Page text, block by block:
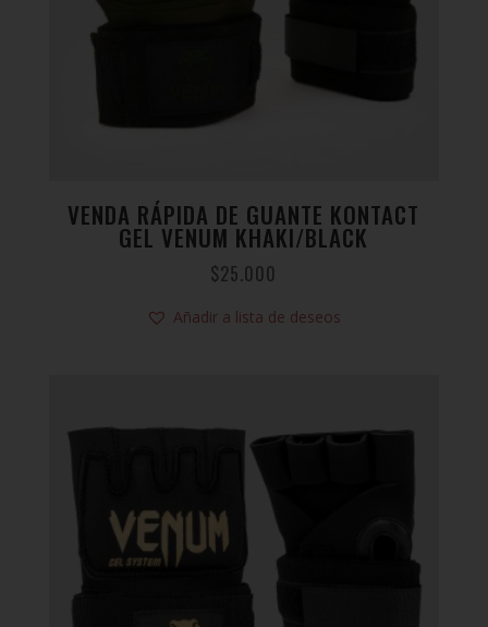
VENDA RÁPIDA DE GUANTE KONTACT
GEL VENUM KHAKI/BLACK
$25.000
Añadir a lista de deseos